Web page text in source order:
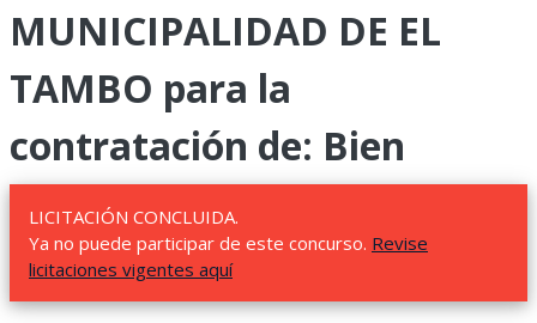
MUNICIPALIDAD DE EL
TAMBO para la
contratación de: Bien
LICITACIÓN CONCLUIDA.
Ya no puede participar de este concurso. Revise
licitaciones vigentes aquí